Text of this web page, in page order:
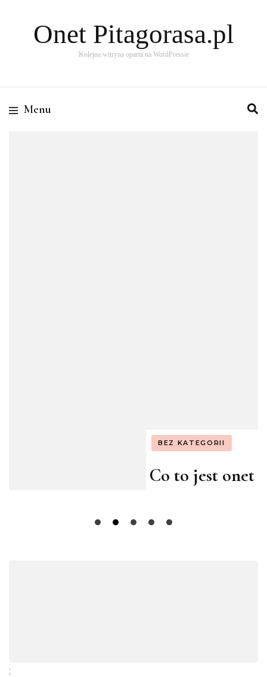
Onet Pitagorasa.pl
Kolejna witryna oparta na WordPressie
Menu
BEZ KATEGORII
Co to jest onet
;